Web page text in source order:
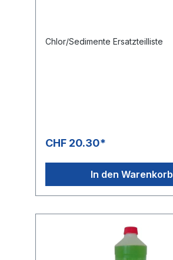
Chlor/Sedimente Ersatzteilliste
CHF 20.30*
In den Warenkorb